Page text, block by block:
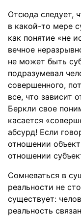
Отсюда следует,
в какой-то мере
как понятие «не
вечное
не может быть
подразумевал
совершенного,
все, что зависит
Беркли свое
касается
абсурд! Если
отношении
отношении
Сомневаться в
реальности не
существует:
реальность